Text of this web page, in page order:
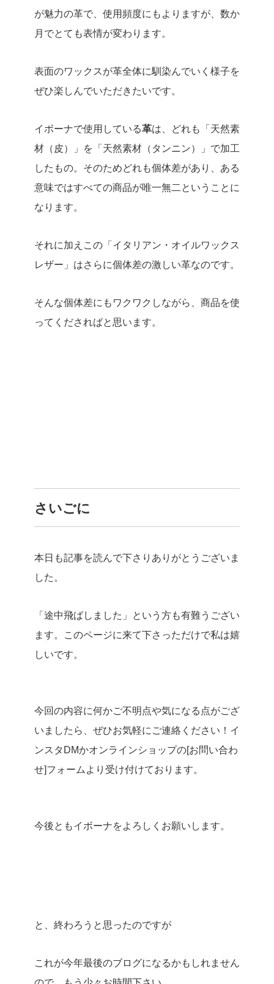
が魅力の革で、使用頻度にもよりますが、数か
月でとても表情が変わります。
表面のワックスが革全体に馴染んでいく様子を
ぜひ楽しんでいただきたいです。
イボーナで使用している革は、どれも「天然素
材（皮）」を「天然素材（タンニン）」で加工
したもの。そのためどれも個体差があり、ある
意味ではすべての商品が唯一無二ということに
なります。
それに加えこの「イタリアン・オイルワックス
レザー」はさらに個体差の激しい革なのです。
そんな個体差にもワクワクしながら、商品を使
ってくださればと思います。
さいごに
本日も記事を読んで下さりありがとうございま
した。
「途中飛ばしました」という方も有難うござい
ます。このページに来て下さっただけで私は嬉
しいです。
今回の内容に何かご不明点や気になる点がござ
いましたら、ぜひお気軽にご連絡ください！イ
ンスタDMかオンラインショップの[お問い合わ
せ]フォームより受け付けております。
今後ともイボーナをよろしくお願いします。
と、終わろうと思ったのですが
これが今年最後のブログになるかもしれません